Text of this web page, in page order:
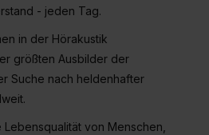
- jeden Tag.
in der Hörakustik
größten Ausbilder der
Suche nach heldenhafter
von Menschen,